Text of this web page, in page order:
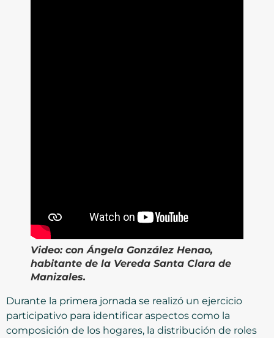
Video: con Ángela González Henao,
habitante de la Vereda Santa Clara de
Manizales.
Durante la primera jornada se realizó un ejercicio
participativo para identificar aspectos como la
composición de los hogares, la distribución de roles